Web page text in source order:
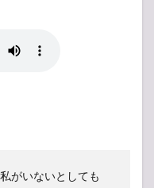
がいないとしても